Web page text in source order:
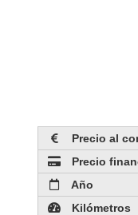
Precio al
Precio
Año
Kilómetros